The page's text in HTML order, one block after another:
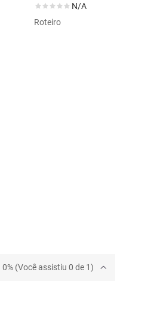
N/A
Roteiro
0% (Você assistiu 0 de 1)